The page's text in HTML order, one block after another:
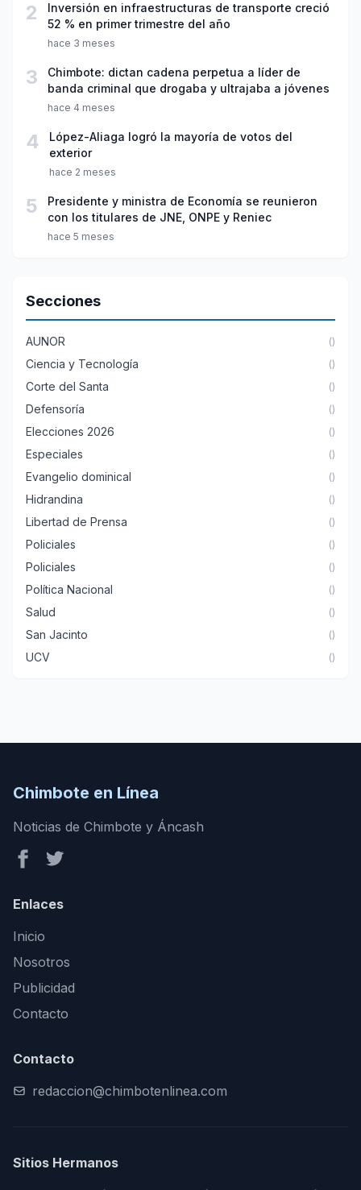
2
Inversión en infraestructuras de transporte creció
52 % en primer trimestre del año
hace 3 meses
3
Chimbote: dictan cadena perpetua a líder de
banda criminal que drogaba y ultrajaba a jóvenes
hace 4 meses
4
López-Aliaga logró la mayoría de votos del
exterior
hace 2 meses
5
Presidente y ministra de Economía se reunieron
con los titulares de JNE, ONPE y Reniec
hace 5 meses
Secciones
AUNOR ()
Ciencia y Tecnología ()
Corte del Santa ()
Defensoría ()
Elecciones 2026 ()
Especiales ()
Evangelio dominical ()
Hidrandina ()
Libertad de Prensa ()
Policiales ()
Policiales ()
Política Nacional ()
Salud ()
San Jacinto ()
UCV ()
Chimbote en Línea
Noticias de Chimbote y Áncash
Enlaces
Inicio
Nosotros
Publicidad
Contacto
Contacto
redaccion@chimbotenlinea.com
Sitios Hermanos